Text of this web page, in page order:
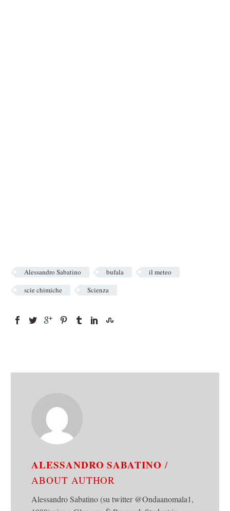
Alessandro Sabatino bufala
il meteo
scie chimiche
Scienza
ALESSANDRO SABATINO /
ABOUT AUTHOR
Alessandro Sabatino (su twitter @Ondaanomala1,